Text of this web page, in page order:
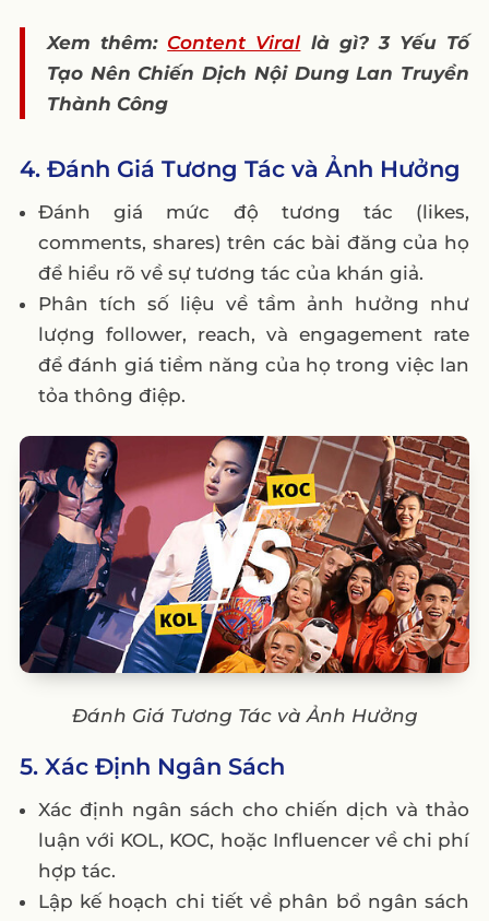
Xem thêm: Content Viral là gì? 3 Yếu Tố
Tạo Nên Chiến Dịch Nội Dung Lan Truyền
Thành Công
4. Đánh Giá Tương Tác và Ảnh Hưởng
Đánh giá mức độ tương tác (likes,
comments, shares) trên các bài đăng của họ
để hiểu rõ về sự tương tác của khán giả.
Phân tích số liệu về tầm ảnh hưởng như
lượng follower, reach, và engagement rate
để đánh giá tiềm năng của họ trong việc lan
tỏa thông điệp.
Đánh Giá Tương Tác và Ảnh Hưởng
5. Xác Định Ngân Sách
Xác định ngân sách cho chiến dịch và thảo
luận với KOL, KOC, hoặc Influencer về chi phí
hợp tác.
Lập kế hoạch chi tiết về phân bổ ngân sách